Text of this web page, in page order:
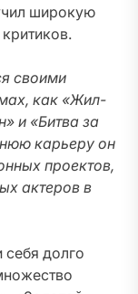
широкую
своими
как «Жил-
и «Битва за
карьеру он
проектов,
актеров в
себя долго